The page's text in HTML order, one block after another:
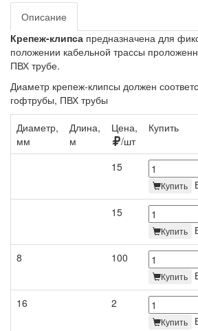
Описание
Крепеж-клипса предназначена для
положении кабельной трассы
ПВХ трубе.
Диаметр крепеж-клипсы должен
гофтрубы, ПВХ трубы
Диаметр,
мм
Длина,
м
Цена,
/шт
Купить
15
Купить
15
Купить
8
100
Купить
16
2
Купить